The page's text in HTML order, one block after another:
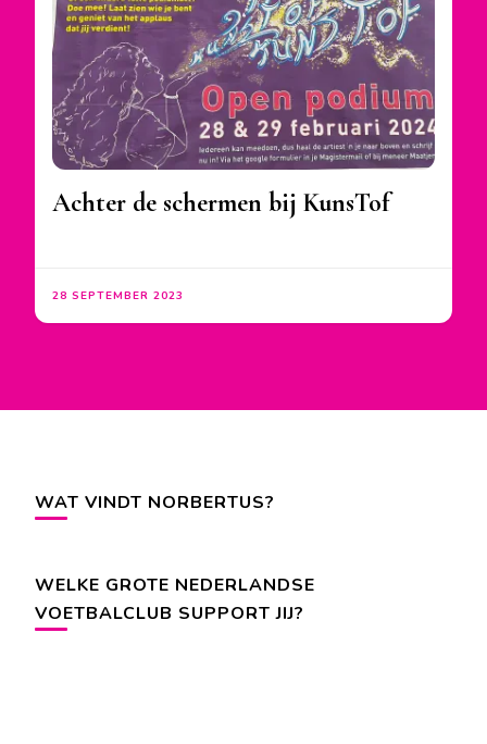
Achter de schermen bij KunsTof
28 SEPTEMBER 2023
WAT VINDT NORBERTUS?
WELKE GROTE NEDERLANDSE
VOETBALCLUB SUPPORT JIJ?